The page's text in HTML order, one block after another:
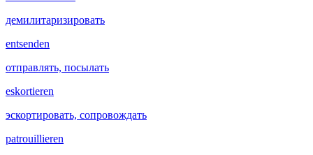
демилитаризировать
entsenden
отправлять, посылать
eskortieren
эскортировать, сопровождать
patrouillieren